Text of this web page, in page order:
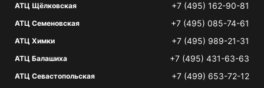
АТЦ Щёлковская +7 (495) 162-90-81
АТЦ Семеновская +7 (495) 085-74-61
АТЦ Химки +7 (495) 989-21-31
АТЦ Балашиха +7 (495) 431-63-63
АТЦ Севастопольская +7 (499) 653-72-12